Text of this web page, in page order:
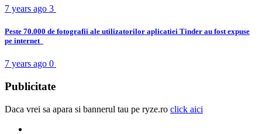
7 years ago 3
Peste 70.000 de fotografii ale utilizatorilor aplicatiei Tinder au fost expuse
pe internet
7 years ago 0
Publicitate
Daca vrei sa apara si bannerul tau pe ryze.ro click aici